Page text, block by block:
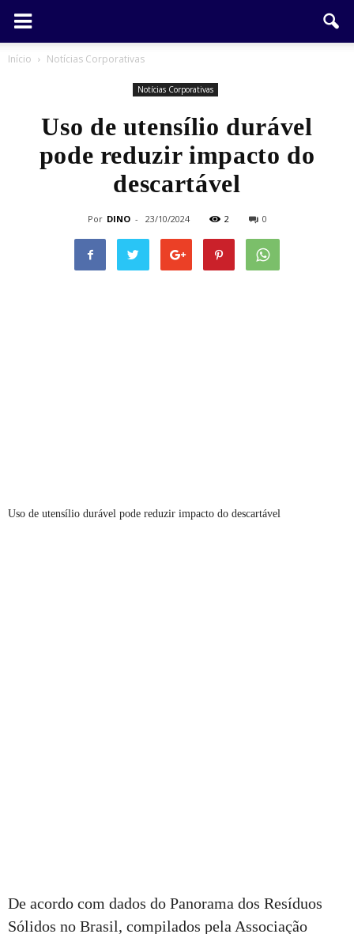
Início Notícias Corporativas
Notícias Corporativas
Uso de utensílio durável
pode reduzir impacto do
descartável
Por DINO - 23/10/2024 2 0
Uso de utensílio durável pode reduzir impacto do descartável
De acordo com dados do Panorama dos Resíduos
Sólidos no Brasil, compilados pela Associação